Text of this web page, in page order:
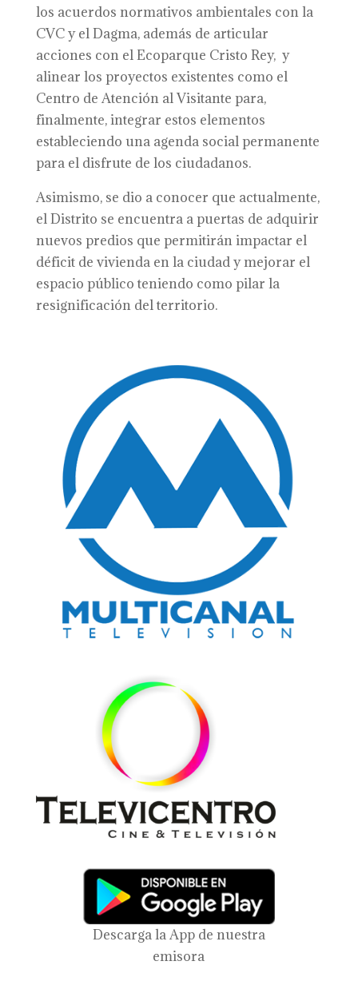
los acuerdos normativos ambientales con la
CVC y el Dagma, además de articular
acciones con el Ecoparque Cristo Rey, y
alinear los proyectos existentes como el
Centro de Atención al Visitante para,
finalmente, integrar estos elementos
estableciendo una agenda social permanente
para el disfrute de los ciudadanos.
Asimismo, se dio a conocer que actualmente,
el Distrito se encuentra a puertas de adquirir
nuevos predios que permitirán impactar el
déficit de vivienda en la ciudad y mejorar el
espacio público teniendo como pilar la
resignificación del territorio.
Descarga la App de nuestra
emisora